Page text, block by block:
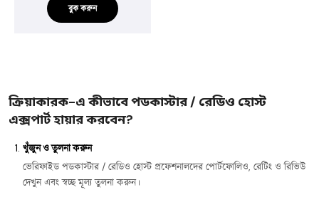
বুক করুন
ক্রিয়াকারক-এ কীভাবে পডকাস্টার / রেডিও হোস্ট
এক্সপার্ট হায়ার করবেন?
খুঁজুন ও তুলনা করুন
ভেরিফাইড পডকাস্টার / রেডিও হোস্ট প্রফেশনালদের পোর্টফোলিও, রেটিং ও রিভিউ
দেখুন এবং স্বচ্ছ মূল্য তুলনা করুন।